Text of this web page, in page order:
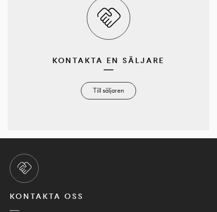
KONTAKTA EN SÄLJARE
Till säljaren
KONTAKTA OSS